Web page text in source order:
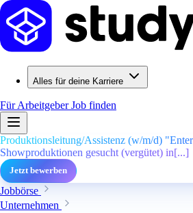
Alles für deine Karriere
Für ArbeitgeberJob finden
Produktionsleitung/Assistenz (w/m/d)
Showproduktionen gesucht (vergütet) in[...]
Jetzt bewerben
Jobbörse
Unternehmen